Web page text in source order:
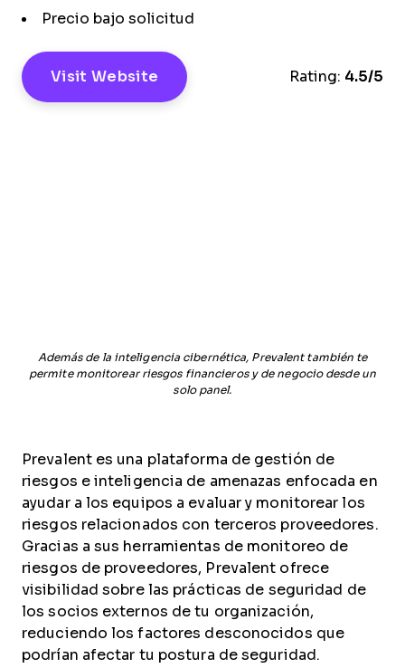
Precio bajo solicitud
Visit Website Rating: 4.5/5
Además de la inteligencia cibernética, Prevalent también te
permite monitorear riesgos financieros y de negocio desde un
solo panel.
Prevalent es una plataforma de gestión de
riesgos e inteligencia de amenazas enfocada en
ayudar a los equipos a evaluar y monitorear los
riesgos relacionados con terceros proveedores.
Gracias a sus herramientas de monitoreo de
riesgos de proveedores, Prevalent ofrece
visibilidad sobre las prácticas de seguridad de
los socios externos de tu organización,
reduciendo los factores desconocidos que
podrían afectar tu postura de seguridad.